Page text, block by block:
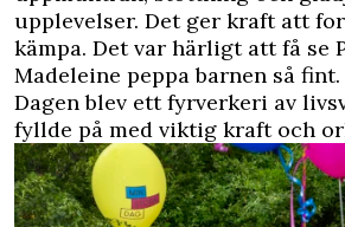
upplevelser. Det ger kraft att
kämpa. Det var härligt att få se
Madeleine peppa barnen så
Dagen blev ett fyrverkeri av
fyllde på med viktig kraft och